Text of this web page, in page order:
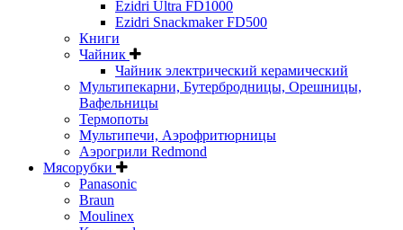
Ezidri Ultra FD1000
Ezidri Snackmaker FD500
Книги
Чайник
Чайник электрический керамический
Мультипекарни, Бутербродницы, Орешницы,
Вафельницы
Термопоты
Мультипечи, Аэрофритюрницы
Аэрогрили Redmond
Мясорубки
Panasonic
Braun
Moulinex